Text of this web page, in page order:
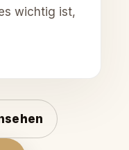
wichtig ist,